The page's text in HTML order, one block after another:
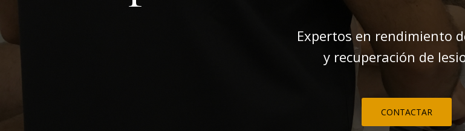
Expertos en rendimiento
y recuperación de
CONTACTAR